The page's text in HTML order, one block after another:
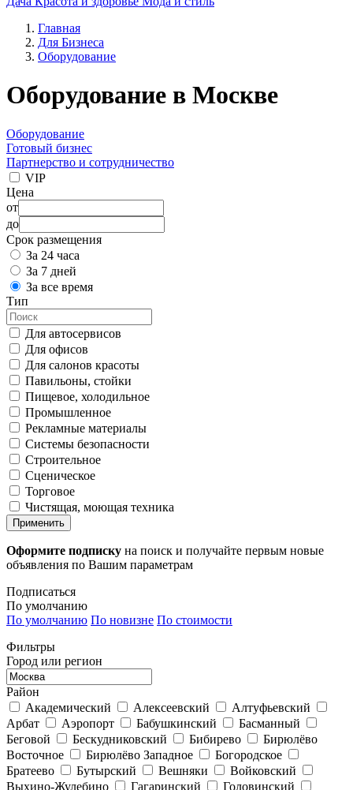
Главная
Для Бизнеса
Оборудование
Оборудование в Москве
Оборудование
Готовый бизнес
Партнерство и сотрудничество
VIP
Цена
от
до
Срок размещения
За 24 часа
За 7 дней
За все время
Тип
Для автосервисов
Для офисов
Для салонов красоты
Павильоны, стойки
Пищевое, холодильное
Промышленное
Рекламные материалы
Системы безопасности
Строительное
Сценическое
Торговое
Чистящая, моющая техника
Применить
Оформите подписку на поиск и получайте первым новые
объявления по Вашим параметрам
Подписаться
По умолчанию
По умолчанию По новизне По стоимости
Фильтры
Город или регион
Район
Академический
Алексеевский
Алтуфьевский
Арбат
Аэропорт Бабушкинский
Басманный
Беговой
Бескудниковский Бибирево
Бирюлёво
Восточное
Бирюлёво Западное
Богородское
Братеево
Бутырский Вешняки
Войковский
Выхино-Жулебино
Гагаринский
Головинский